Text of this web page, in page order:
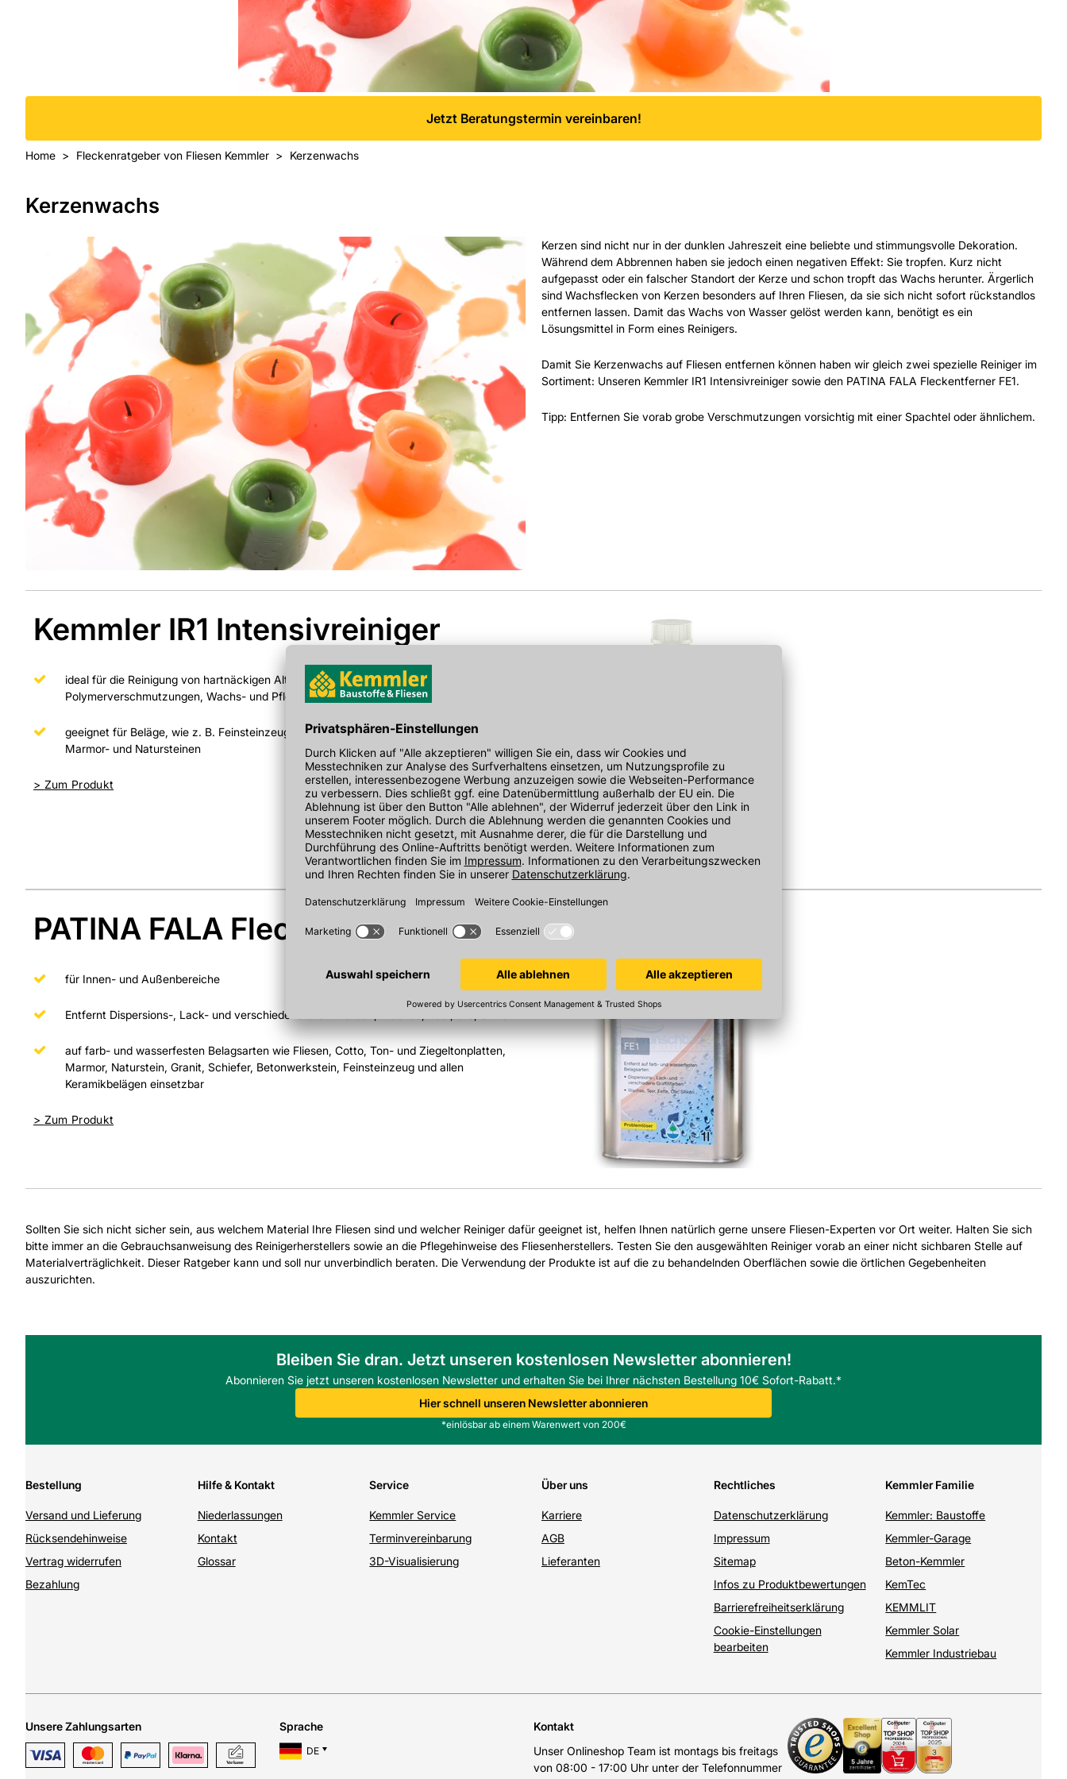
Jetzt Beratungstermin vereinbaren!
Home Fleckenratgeber von Fliesen Kemmler Kerzenwachs
Kerzenwachs
Kerzen sind nicht nur in der dunklen Jahreszeit eine beliebte und stimmungsvolle Dekoration.
Während dem Abbrennen haben sie jedoch einen negativen Effekt: Sie tropfen. Kurz nicht
aufgepasst oder ein falscher Standort der Kerze und schon tropft das Wachs herunter. Ärgerlich
sind Wachsflecken von Kerzen besonders auf Ihren Fliesen, da sie sich nicht sofort rückstandlos
entfernen lassen. Damit das Wachs von Wasser gelöst werden kann, benötigt es ein
Lösungsmittel in Form eines Reinigers.
Damit Sie Kerzenwachs auf Fliesen entfernen können haben wir gleich zwei spezielle Reiniger im
Sortiment: Unseren Kemmler IR1 Intensivreiniger sowie den PATINA FALA Fleckentferner FE1.
Tipp: Entfernen Sie vorab grobe Verschmutzungen vorsichtig mit einer Spachtel oder ähnlichem.
Kemmler IR1 Intensivreiniger
ideal für die Reinigung von hartnäckigen Altverschmutzungen, stärksten
Polymerverschmutzungen, Wachs- und Pflegerückständen
geeignet für Beläge, wie z. B. Feinsteinzeug, Fliesen, unglasierten Keramikbelägen,
Marmor- und Natursteinen
> Zum Produkt
PATINA FALA Fleckentferner FE1
für Innen- und Außenbereiche
Entfernt Dispersions-, Lack- und verschiedene Graffitifarben, Wachse, Teer, Öle, Silikon
auf farb- und wasserfesten Belagsarten wie Fliesen, Cotto, Ton- und Ziegeltonplatten,
Marmor, Naturstein, Granit, Schiefer, Betonwerkstein, Feinsteinzeug und allen
Keramikbelägen einsetzbar
> Zum Produkt
Sollten Sie sich nicht sicher sein, aus welchem Material Ihre Fliesen sind und welcher Reiniger dafür geeignet ist, helfen Ihnen natürlich gerne unsere Fliesen-Experten vor Ort weiter. Halten Sie sich
bitte immer an die Gebrauchsanweisung des Reinigerherstellers sowie an die Pflegehinweise des Fliesenherstellers. Testen Sie den ausgewählten Reiniger vorab an einer nicht sichbaren Stelle auf
Materialverträglichkeit. Dieser Ratgeber kann und soll nur unverbindlich beraten. Die Verwendung der Produkte ist auf die zu behandelnden Oberflächen sowie die örtlichen Gegebenheiten
auszurichten.
Bleiben Sie dran. Jetzt unseren kostenlosen Newsletter abonnieren!
Abonnieren Sie jetzt unseren kostenlosen Newsletter und erhalten Sie bei Ihrer nächsten Bestellung 10€ Sofort-Rabatt.*
Hier schnell unseren Newsletter abonnieren
*einlösbar ab einem Warenwert von 200€
Bestellung
Versand und Lieferung
Rücksendehinweise
Vertrag widerrufen
Bezahlung
Hilfe & Kontakt
Niederlassungen
Kontakt
Glossar
Service
Kemmler Service
Terminvereinbarung
3D-Visualisierung
Über uns
Karriere
AGB
Lieferanten
Rechtliches
Datenschutzerklärung
Impressum
Sitemap
Infos zu Produktbewertungen
Barrierefreiheitserklärung
Cookie-Einstellungen
bearbeiten
Kemmler Familie
Kemmler: Baustoffe
Kemmler-Garage
Beton-Kemmler
KemTec
KEMMLIT
Kemmler Solar
Kemmler Industriebau
Unsere Zahlungsarten Sprache
DE
Kontakt
Unser Onlineshop Team ist montags bis freitags
von 08:00 - 17:00 Uhr unter der Telefonnummer